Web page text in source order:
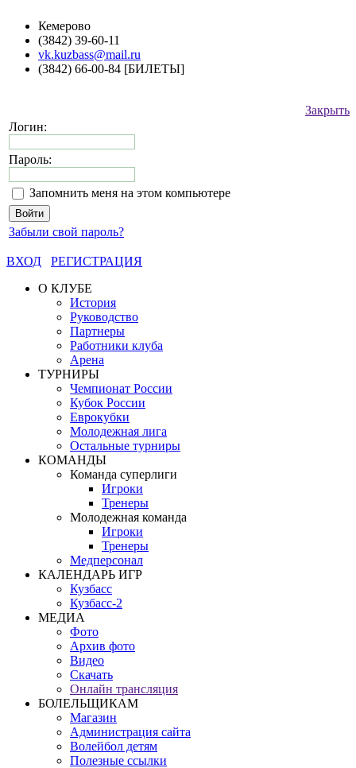
Кемерово
(3842) 39-60-11
vk.kuzbass@mail.ru
(3842) 66-00-84 [БИЛЕТЫ]
Закрыть
Логин:
Пароль:
Запомнить меня на этом компьютере
Забыли свой пароль?
ВХОД
РЕГИСТРАЦИЯ
О КЛУБЕ
История
Руководство
Партнеры
Работники клуба
Арена
ТУРНИРЫ
Чемпионат России
Кубок России
Еврокубки
Молодежная лига
Остальные турниры
КОМАНДЫ
Команда суперлиги
Игроки
Тренеры
Молодежная команда
Игроки
Тренеры
Медперсонал
КАЛЕНДАРЬ ИГР
Кузбасс
Кузбасс-2
МЕДИА
Фото
Архив фото
Видео
Скачать
Онлайн трансляция
БОЛЕЛЬЩИКАМ
Магазин
Администрация сайта
Волейбол детям
Полезные ссылки